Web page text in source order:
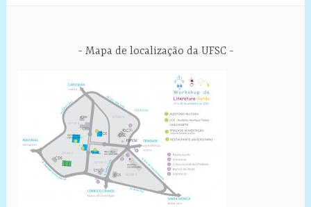
Mapa de localização da UFSC